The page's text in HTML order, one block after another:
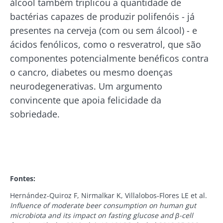
bactérias capazes de produzir polifenóis - já
presentes na cerveja (com ou sem álcool) - e
ácidos fenólicos, como o resveratrol, que são
componentes potencialmente benéficos contra
o cancro, diabetes ou mesmo doenças
neurodegenerativas. Um argumento
convincente que apoia felicidade da
sobriedade.
Old
sources
Fontes:
Hernández-Quiroz F, Nirmalkar K, Villalobos-Flores LE et al.
Influence of moderate beer consumption on human gut
microbiota and its impact on fasting glucose and β-cell
Redirecionamento
Você está prestes a ser redirecionado e
deixar nosso site
informado
Junte-se à comunidade da microbiota e
receba "The Essential" uma vez por mês para
se manter atualizado com as últimas notícias
sobre a microbiota.
e apolítica de privacidadedo Biocodex
Microbiota Institute.
Gostaria de me inscrever para receber mais
informações sobre a Biocodex
Eu li e aceito ascondições gerais de utilização
e apolítica de privacidadedo Biocodex
Microbiota Institute.
* Campo obrigatório
Kefir: um
aliado natural
Os iogurtes,
os grandes